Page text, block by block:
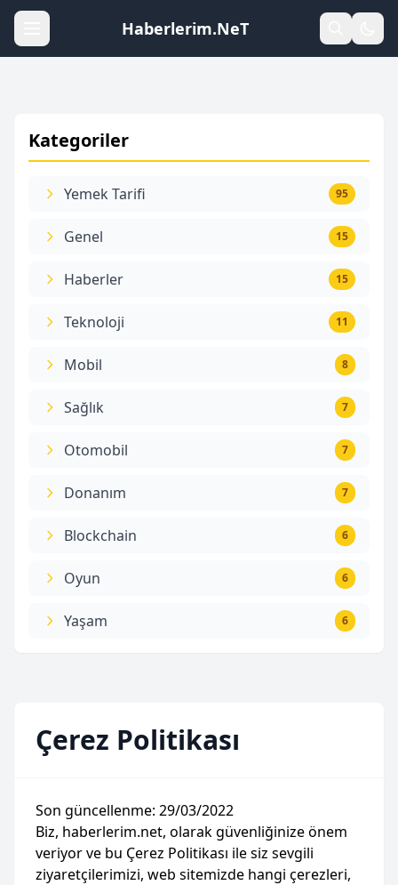
Haberlerim.NeT
Kategoriler
Yemek Tarifi 95
Genel 15
Haberler 15
Teknoloji 11
Mobil 8
Sağlık 7
Otomobil 7
Donanım 7
Blockchain 6
Oyun 6
Yaşam 6
Çerez Politikası
Son güncellenme: 29/03/2022
Biz, haberlerim.net, olarak güvenliğinize önem
veriyor ve bu Çerez Politikası ile siz sevgili
ziyaretçilerimizi, web sitemizde hangi çerezleri,